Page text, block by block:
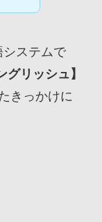
ステムで
リッシュ】
きっかけに